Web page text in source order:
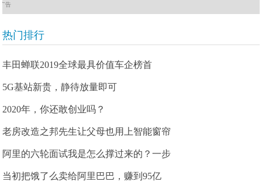
广告
热门排行
丰田蝉联2019全球最具价值车企榜首
5G基站新贵，静待放量即可
2020年，你还敢创业吗？
老房改造之邦先生让父母也用上智能窗帘
阿里的六轮面试我是怎么撑过来的？一步
当初把饿了么卖给阿里巴巴，赚到95亿